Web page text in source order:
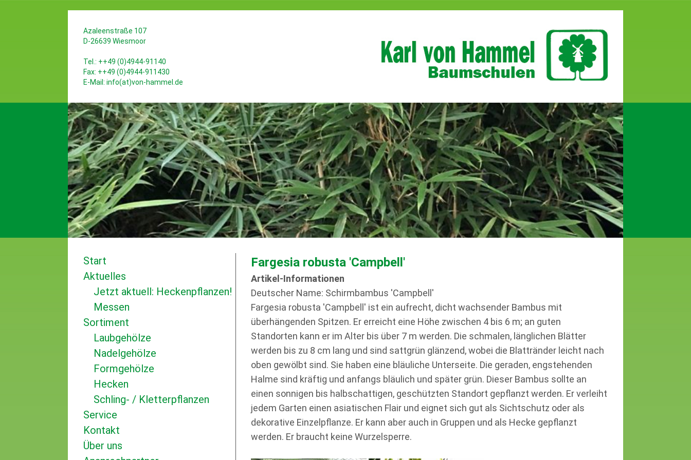
Azaleenstraße 107
D-26639 Wiesmoor
Tel.: ++49 (0)4944-91140
Fax: ++49 (0)4944-911430
E-Mail: info(at)von-hammel.de
Fargesia robusta 'Campbell'
Artikel-Informationen
Deutscher Name: Schirmbambus 'Campbell'
Fargesia robusta 'Campbell' ist ein aufrecht, dicht wachsender Bambus mit
überhängenden Spitzen. Er erreicht eine Höhe zwischen 4 bis 6 m; an guten
Standorten kann er im Alter bis über 7 m werden. Die schmalen, länglichen Blätter
werden bis zu 8 cm lang und sind sattgrün glänzend, wobei die Blattränder leicht nach
oben gewölbt sind. Sie haben eine bläuliche Unterseite. Die geraden, engstehenden
Halme sind kräftig und anfangs bläulich und später grün. Dieser Bambus sollte an
einen sonnigen bis halbschattigen, geschützten Standort gepflanzt werden. Er verleiht
jedem Garten einen asiatischen Flair und eignet sich gut als Sichtschutz oder als
dekorative Einzelpflanze. Er kann aber auch in Gruppen und als Hecke gepflanzt
werden. Er braucht keine Wurzelsperre.
Start
Aktuelles
Jetzt aktuell: Heckenpflanzen!
Messen
Sortiment
Laubgehölze
Nadelgehölze
Formgehölze
Hecken
Schling- / Kletterpflanzen
Service
Kontakt
Über uns